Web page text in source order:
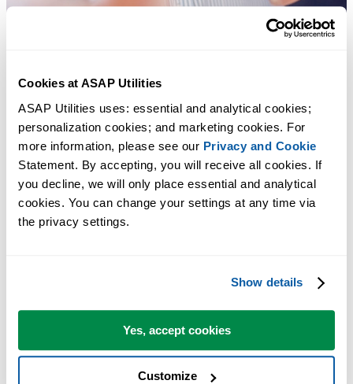
Cookies at ASAP Utilities
ASAP Utilities uses: essential and analytical cookies;
personalization cookies; and marketing cookies. For
more information, please see our Privacy and Cookie
Statement. By accepting, you will receive all cookies. If
you decline, we will only place essential and analytical
cookies. You can change your settings at any time via
the privacy settings.
Show details
Yes, accept cookies
Customize
Des outils pratiques que beaucoup d'utilisateurs d'Excel aimeraient
avoir directement dans Excel.
qu'Excel seul ne permet pas.
Vous pouvez commencer immédiatement. Aucune formation